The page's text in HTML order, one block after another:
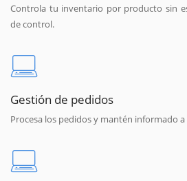
Controla tu inventario por producto sin
de control.
Gestión de pedidos
Procesa los pedidos y mantén informado